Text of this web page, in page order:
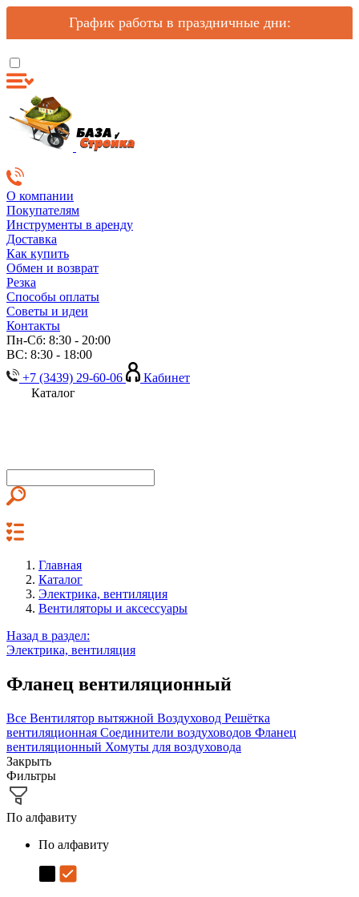
График работы в праздничные дни:
О компании
Покупателям
Инструменты в аренду
Доставка
Как купить
Обмен и возврат
Резка
Способы оплаты
Советы и идеи
Контакты
Пн-Сб: 8:30 - 20:00
ВС: 8:30 - 18:00
+7 (3439) 29-60-06
Кабинет
Каталог
Главная
Каталог
Электрика, вентиляция
Вентиляторы и аксессуары
Назад в раздел:
Электрика, вентиляция
Фланец вентиляционный
Все Вентилятор вытяжной Воздуховод Решётка
вентиляционная Соединители воздуховодов Фланец
вентиляционный Хомуты для воздуховода
Закрыть
Фильтры
По алфавиту
По алфавиту